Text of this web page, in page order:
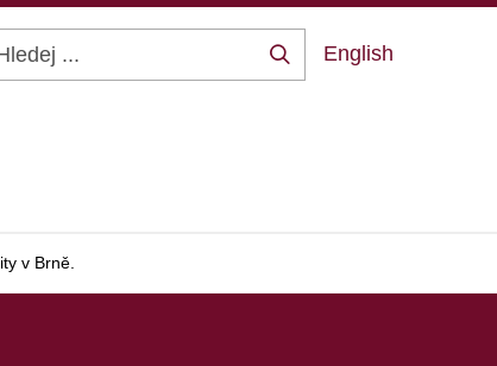
English
v Brně.